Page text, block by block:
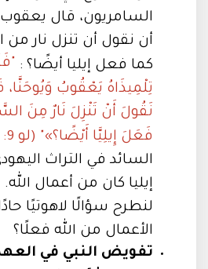
السامريون، قال يعقوب
أن نقول أن تنزل نار
كما فعل إيليا أيضًا؟ :
تِلْمِيذَاهُ يَعْقُوبُ وَيُوحَنَّا،
نَقُولَ أَنْ تَنْزِلَ نَارٌ مِنَ
فَعَلَ إِيلِيَّا أَيْضًا؟»" (لو 9: 54)
السائد في التراث
إيليا كان من أعمال
لنطرح سؤالًا لاهوتيًا
الأعمال من الله فعلًا؟
تفويض النبي في